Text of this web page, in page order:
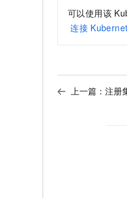
可以使用该
连接
上一篇： 注册